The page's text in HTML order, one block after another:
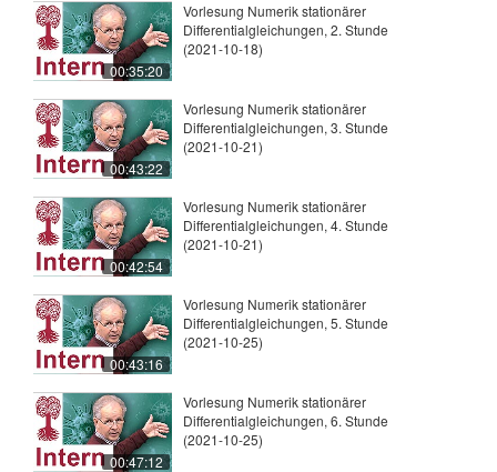
00:35:20
Vorlesung Numerik stationärer
Differentialgleichungen, 2. Stunde
(2021-10-18)
00:43:22
Vorlesung Numerik stationärer
Differentialgleichungen, 3. Stunde
(2021-10-21)
00:42:54
Vorlesung Numerik stationärer
Differentialgleichungen, 4. Stunde
(2021-10-21)
00:43:16
Vorlesung Numerik stationärer
Differentialgleichungen, 5. Stunde
(2021-10-25)
00:47:12
Vorlesung Numerik stationärer
Differentialgleichungen, 6. Stunde
(2021-10-25)